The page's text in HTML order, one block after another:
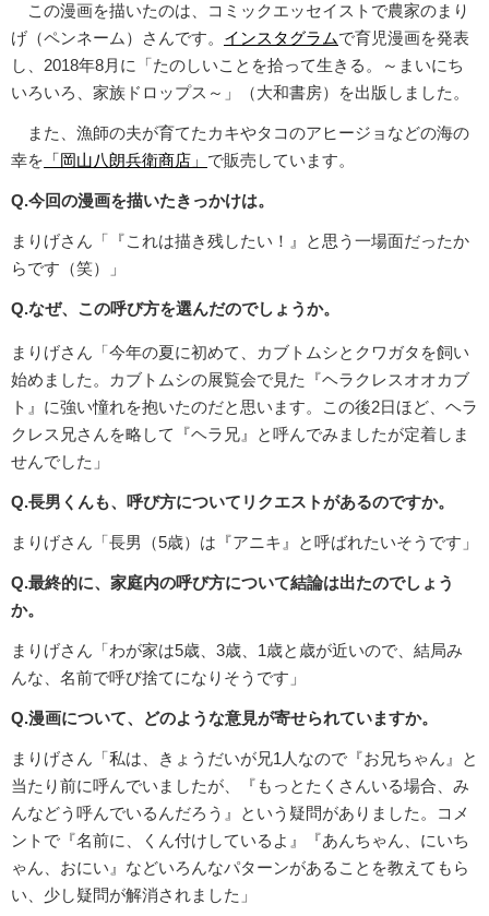
この漫画を描いたのは、コミックエッセイストで農家のまり
げ（ペンネーム）さんです。 インスタグラムで育児漫画を発表
し、2018年8月に「たのしいことを拾って生きる。～まいにち
いろいろ、家族ドロップス～」（大和書房）を出版しました。
また、漁師の夫が育てたカキやタコのアヒージョなどの海の
幸を 「岡山八朗兵衛商店」 で販売しています。
Q.今回の漫画を描いたきっかけは。
まりげさん「『これは描き残したい！』と思う一場面だったか
らです（笑）」
Q.なぜ、この呼び方を選んだのでしょうか。
まりげさん「今年の夏に初めて、カブトムシとクワガタを飼い
始めました。カブトムシの展覧会で見た『ヘラクレスオオカブ
ト』に強い憧れを抱いたのだと思います。この後2日ほど、ヘラ
クレス兄さんを略して『ヘラ兄』と呼んでみましたが定着しま
せんでした」
Q.長男くんも、呼び方についてリクエストがあるのですか。
まりげさん「長男（5歳）は『アニキ』と呼ばれたいそうです」
Q.最終的に、家庭内の呼び方について結論は出たのでしょう
か。
まりげさん「わが家は5歳、3歳、1歳と歳が近いので、結局み
んな、名前で呼び捨てになりそうです」
Q.漫画について、どのような意見が寄せられていますか。
まりげさん「私は、きょうだいが兄1人なので『お兄ちゃん』と
当たり前に呼んでいましたが、『もっとたくさんいる場合、み
んなどう呼んでいるんだろう』という疑問がありました。コメ
ントで『名前に、くん付けしているよ』『あんちゃん、にいち
ゃん、おにい』などいろんなパターンがあることを教えてもら
い、少し疑問が解消されました」